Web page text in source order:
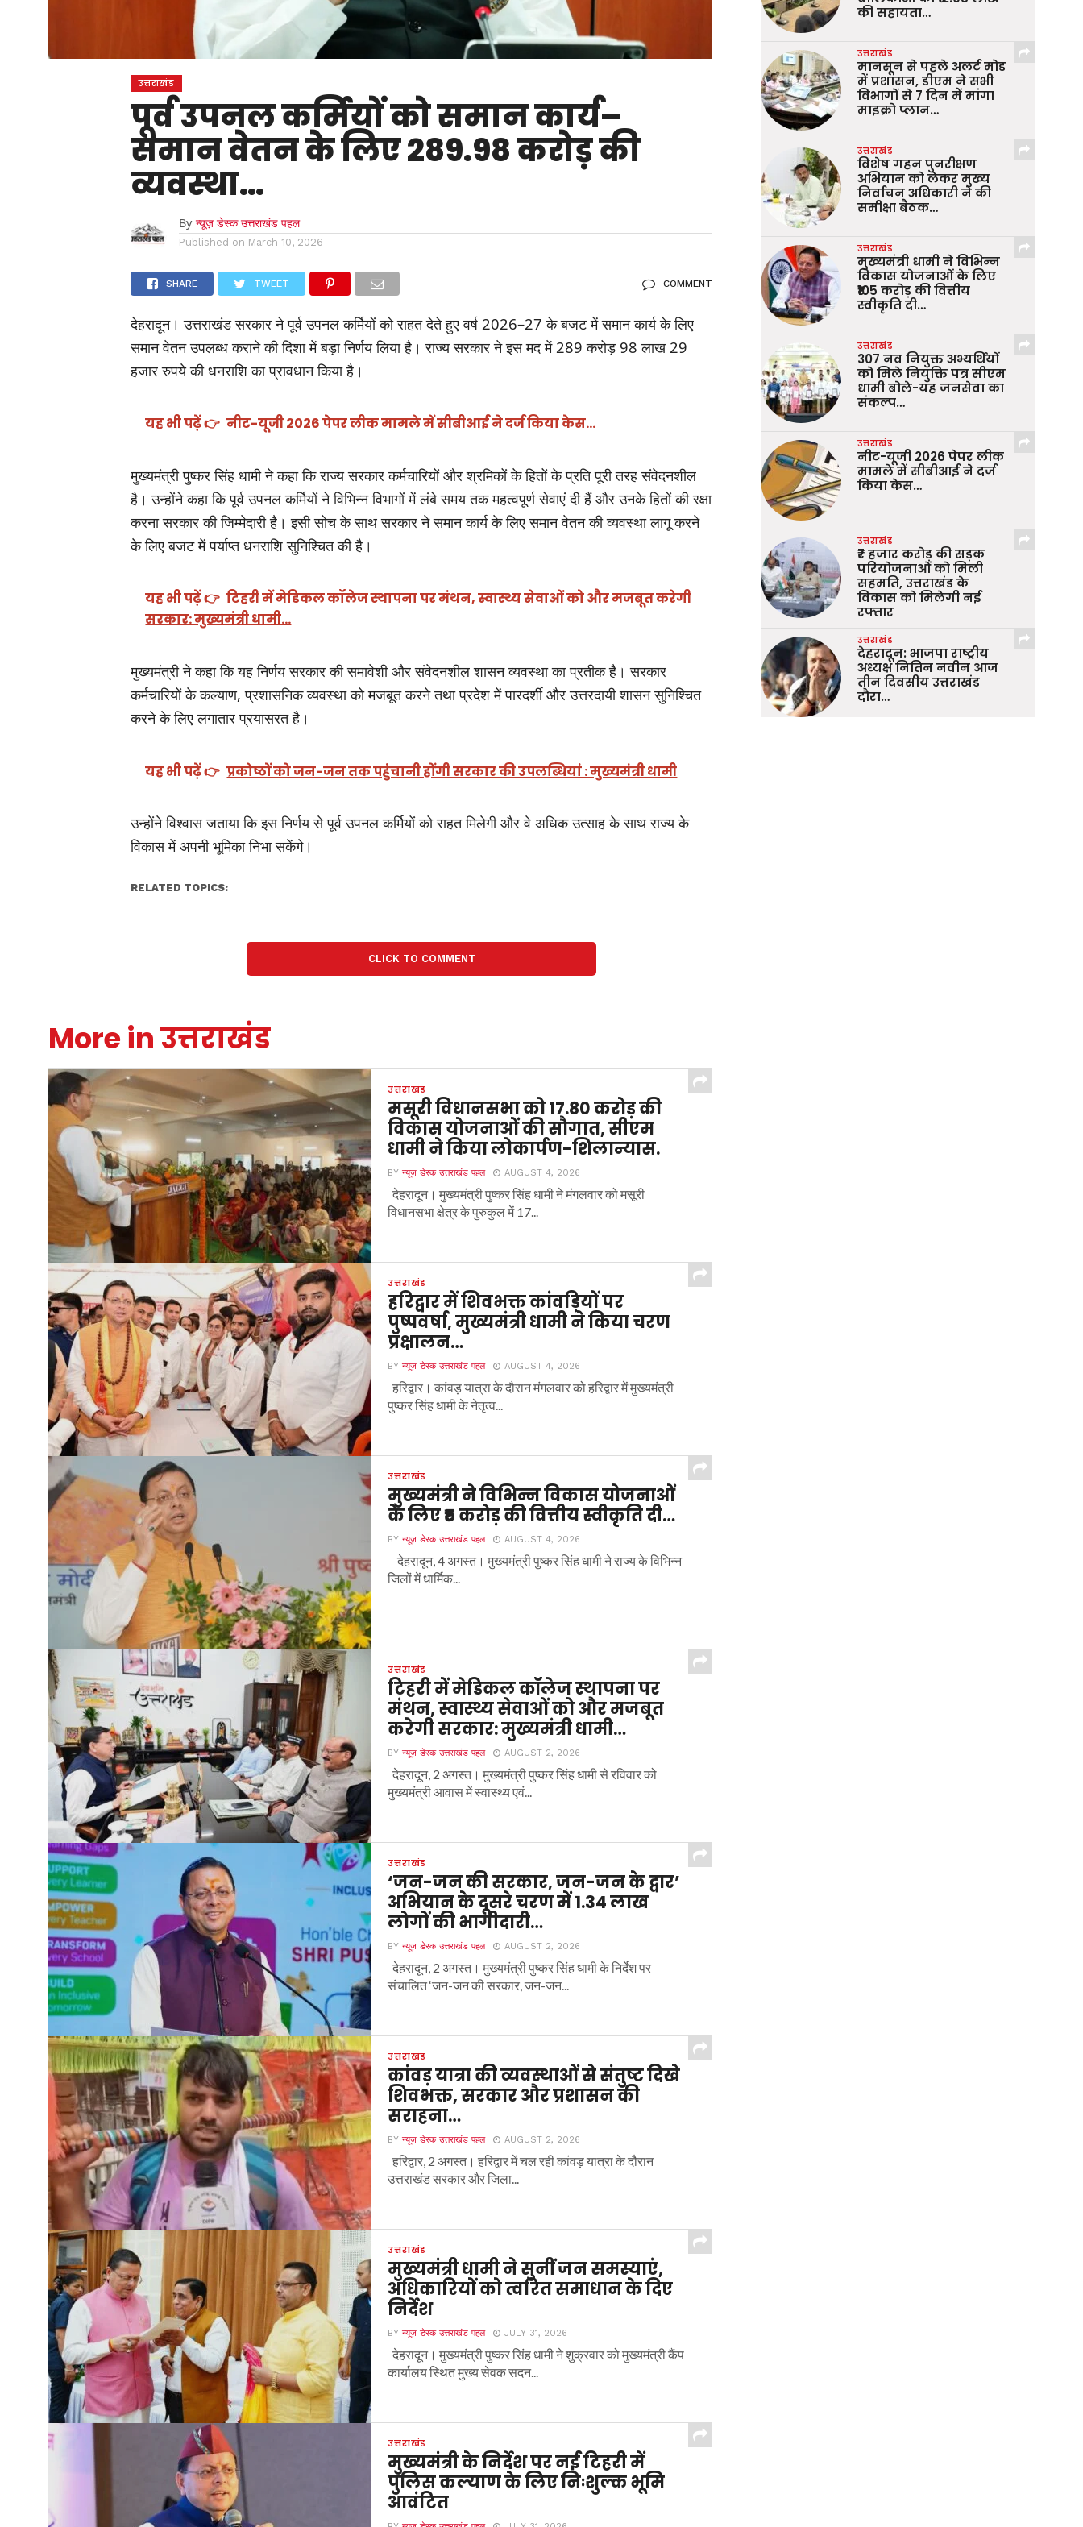
उत्तराखंड
पूर्व उपनल कर्मियों को समान कार्य–
समान वेतन के लिए 289.98 करोड़ की
व्यवस्था…
By न्यूज़ डेस्क उत्तराखंड पहल
Published on March 10, 2026
SHARE TWEET COMMENT
देहरादून। उत्तराखंड सरकार ने पूर्व उपनल कर्मियों को राहत देते हुए वर्ष 2026–27 के बजट में समान कार्य के लिए
समान वेतन उपलब्ध कराने की दिशा में बड़ा निर्णय लिया है। राज्य सरकार ने इस मद में 289 करोड़ 98 लाख 29
हजार रुपये की धनराशि का प्रावधान किया है।
यह भी पढ़ें 👉 नीट-यूजी 2026 पेपर लीक मामले में सीबीआई ने दर्ज किया केस…
मुख्यमंत्री पुष्कर सिंह धामी ने कहा कि राज्य सरकार कर्मचारियों और श्रमिकों के हितों के प्रति पूरी तरह संवेदनशील
है। उन्होंने कहा कि पूर्व उपनल कर्मियों ने विभिन्न विभागों में लंबे समय तक महत्वपूर्ण सेवाएं दी हैं और उनके हितों की रक्षा
करना सरकार की जिम्मेदारी है। इसी सोच के साथ सरकार ने समान कार्य के लिए समान वेतन की व्यवस्था लागू करने
के लिए बजट में पर्याप्त धनराशि सुनिश्चित की है।
यह भी पढ़ें 👉 टिहरी में मेडिकल कॉलेज स्थापना पर मंथन, स्वास्थ्य सेवाओं को और मजबूत करेगी
सरकार: मुख्यमंत्री धामी…
मुख्यमंत्री ने कहा कि यह निर्णय सरकार की समावेशी और संवेदनशील शासन व्यवस्था का प्रतीक है। सरकार
कर्मचारियों के कल्याण, प्रशासनिक व्यवस्था को मजबूत करने तथा प्रदेश में पारदर्शी और उत्तरदायी शासन सुनिश्चित
करने के लिए लगातार प्रयासरत है।
यह भी पढ़ें 👉 प्रकोष्ठों को जन-जन तक पहुंचानी होंगी सरकार की उपलब्धियां : मुख्यमंत्री धामी
उन्होंने विश्वास जताया कि इस निर्णय से पूर्व उपनल कर्मियों को राहत मिलेगी और वे अधिक उत्साह के साथ राज्य के
विकास में अपनी भूमिका निभा सकेंगे।
RELATED TOPICS:
CLICK TO COMMENT
More in उत्तराखंड
उत्तराखंड
मसूरी विधानसभा को 17.80 करोड़ की
विकास योजनाओं की सौगात, सीएम
धामी ने किया लोकार्पण-शिलान्यास.
BYन्यूज़ डेस्क उत्तराखंड पहल AUGUST 4, 2026
देहरादून। मुख्यमंत्री पुष्कर सिंह धामी ने मंगलवार को मसूरी
विधानसभा क्षेत्र के पुरुकुल में 17...
उत्तराखंड
हरिद्वार में शिवभक्त कांवड़ियों पर
पुष्पवर्षा, मुख्यमंत्री धामी ने किया चरण
प्रक्षालन…
BYन्यूज़ डेस्क उत्तराखंड पहल AUGUST 4, 2026
हरिद्वार। कांवड़ यात्रा के दौरान मंगलवार को हरिद्वार में मुख्यमंत्री
पुष्कर सिंह धामी के नेतृत्व...
उत्तराखंड
मुख्यमंत्री ने विभिन्न विकास योजनाओं
के लिए ₹5 करोड़ की वित्तीय स्वीकृति दी…
BYन्यूज़ डेस्क उत्तराखंड पहल AUGUST 4, 2026
देहरादून, 4 अगस्त। मुख्यमंत्री पुष्कर सिंह धामी ने राज्य के विभिन्न
जिलों में धार्मिक...
उत्तराखंड
टिहरी में मेडिकल कॉलेज स्थापना पर
मंथन, स्वास्थ्य सेवाओं को और मजबूत
करेगी सरकार: मुख्यमंत्री धामी…
BYन्यूज़ डेस्क उत्तराखंड पहल AUGUST 2, 2026
देहरादून, 2 अगस्त। मुख्यमंत्री पुष्कर सिंह धामी से रविवार को
मुख्यमंत्री आवास में स्वास्थ्य एवं...
उत्तराखंड
‘जन-जन की सरकार, जन-जन के द्वार’
अभियान के दूसरे चरण में 1.34 लाख
लोगों की भागीदारी…
BYन्यूज़ डेस्क उत्तराखंड पहल AUGUST 2, 2026
देहरादून, 2 अगस्त। मुख्यमंत्री पुष्कर सिंह धामी के निर्देश पर
संचालित ‘जन-जन की सरकार, जन-जन...
उत्तराखंड
कांवड़ यात्रा की व्यवस्थाओं से संतुष्ट दिखे
शिवभक्त, सरकार और प्रशासन की
सराहना…
BYन्यूज़ डेस्क उत्तराखंड पहल AUGUST 2, 2026
हरिद्वार, 2 अगस्त। हरिद्वार में चल रही कांवड़ यात्रा के दौरान
उत्तराखंड सरकार और जिला...
उत्तराखंड
मुख्यमंत्री धामी ने सुनीं जन समस्याएं,
अधिकारियों को त्वरित समाधान के दिए
निर्देश
BYन्यूज़ डेस्क उत्तराखंड पहल JULY 31, 2026
देहरादून। मुख्यमंत्री पुष्कर सिंह धामी ने शुक्रवार को मुख्यमंत्री कैंप
कार्यालय स्थित मुख्य सेवक सदन...
उत्तराखंड
मुख्यमंत्री के निर्देश पर नई टिहरी में
पुलिस कल्याण के लिए निःशुल्क भूमि
आवंटित
की सहायता…
उत्तराखंड
मानसून से पहले अलर्ट मोड
में प्रशासन, डीएम ने सभी
विभागों से 7 दिन में मांगा
माइक्रो प्लान…
उत्तराखंड
विशेष गहन पुनरीक्षण
अभियान को लेकर मुख्य
निर्वाचन अधिकारी ने की
समीक्षा बैठक…
उत्तराखंड
मुख्यमंत्री धामी ने विभिन्न
विकास योजनाओं के लिए
₹105 करोड़ की वित्तीय
स्वीकृति दी…
उत्तराखंड
307 नव नियुक्त अभ्यर्थियों
को मिले नियुक्ति पत्र सीएम
धामी बोले-यह जनसेवा का
संकल्प…
उत्तराखंड
नीट-यूजी 2026 पेपर लीक
मामले में सीबीआई ने दर्ज
किया केस…
उत्तराखंड
₹7 हजार करोड़ की सड़क
परियोजनाओं को मिली
सहमति, उत्तराखंड के
विकास को मिलेगी नई
रफ्तार
उत्तराखंड
देहरादून: भाजपा राष्ट्रीय
अध्यक्ष नितिन नवीन आज
तीन दिवसीय उत्तराखंड
दौरा…